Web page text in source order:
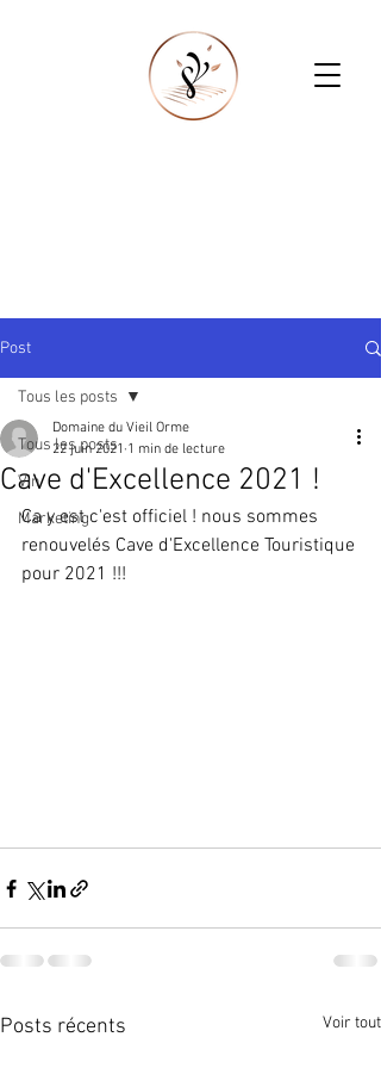
Post
Tous les posts
Vin
Marketing
Tous les posts
Cave d'Excellence 2021 !
Domaine du Vieil Orme
22 juin 2021 1 min de lecture
Ca y est c'est officiel ! nous sommes
renouvelés Cave d'Excellence Touristique
pour 2021 !!!
Posts récents Voir tout